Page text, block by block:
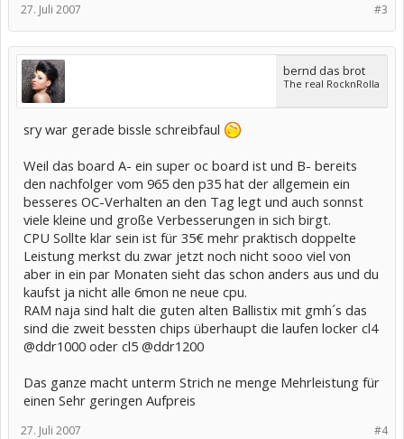
#3
27. Juli 2007
bernd das brot
The real RocknRolla
sry war gerade bissle schreibfaul
Weil das board A- ein super oc board ist und B- bereits
den nachfolger vom 965 den p35 hat der allgemein ein
besseres OC-Verhalten an den Tag legt und auch sonnst
viele kleine und große Verbesserungen in sich birgt.
CPU Sollte klar sein ist für 35€ mehr praktisch doppelte
Leistung merkst du zwar jetzt noch nicht sooo viel von
aber in ein par Monaten sieht das schon anders aus und du
kaufst ja nicht alle 6mon ne neue cpu.
RAM naja sind halt die guten alten Ballistix mit gmh´s das
sind die zweit bessten chips überhaupt die laufen locker cl4
@ddr1000 oder cl5 @ddr1200
Das ganze macht unterm Strich ne menge Mehrleistung für
einen Sehr geringen Aufpreis
#4
27. Juli 2007